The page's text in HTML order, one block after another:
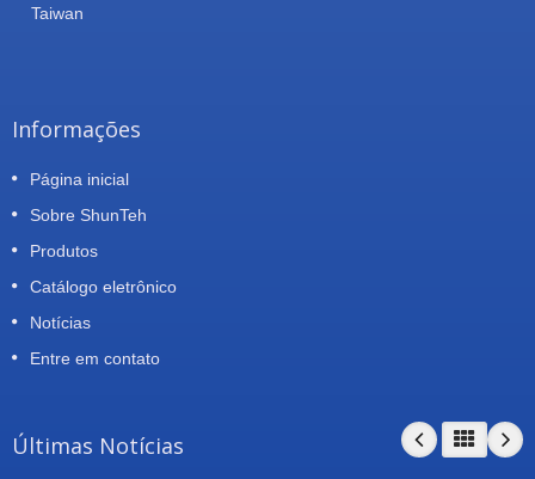
Taiwan
Informações
Página inicial
Sobre ShunTeh
Produtos
Catálogo eletrônico
Notícias
Entre em contato
Últimas Notícias